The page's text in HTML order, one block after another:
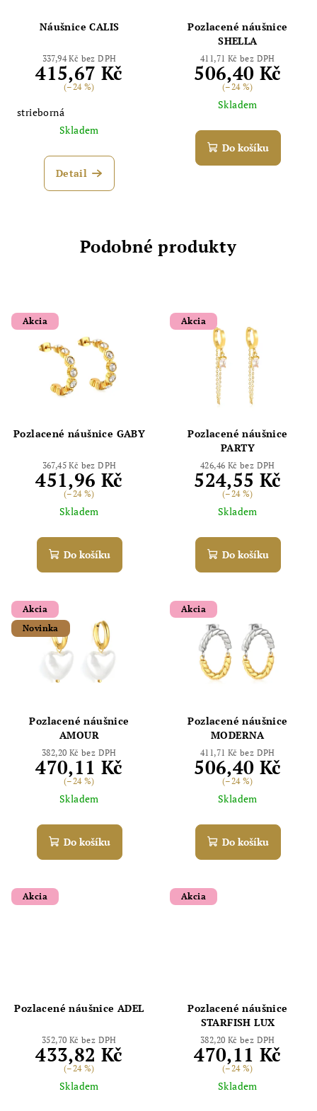
Náušnice CALIS
337,94 Kč bez DPH
415,67 Kč
(–24 %)
strieborná
Skladem
Detail
Pozlacené náušnice
SHELLA
411,71 Kč bez DPH
506,40 Kč
(–24 %)
Skladem
Do košíku
Podobné produkty
Akcia
Pozlacené náušnice GABY
367,45 Kč bez DPH
451,96 Kč
(–24 %)
Skladem
Do košíku
Akcia
Pozlacené náušnice
PARTY
426,46 Kč bez DPH
524,55 Kč
(–24 %)
Skladem
Do košíku
Akcia
Novinka
Pozlacené náušnice
AMOUR
382,20 Kč bez DPH
470,11 Kč
(–24 %)
Skladem
Do košíku
Akcia
Pozlacené náušnice
MODERNA
411,71 Kč bez DPH
506,40 Kč
(–24 %)
Skladem
Do košíku
Akcia
Pozlacené náušnice ADEL
352,70 Kč bez DPH
433,82 Kč
(–24 %)
Skladem
Akcia
Pozlacené náušnice
STARFISH LUX
382,20 Kč bez DPH
470,11 Kč
(–24 %)
Skladem